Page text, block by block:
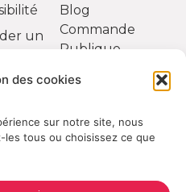
des cookies
sur notre site, nous
tous ou choisissez ce que
un
Blog
Commande
Publique
Partenaires